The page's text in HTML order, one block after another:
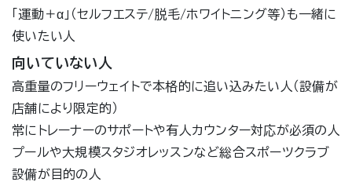
「運動＋α」（セルフエステ/脱毛/ホワイトニング等）も一緒に
使いたい人
向いていない人
高重量のフリーウェイトで本格的に追い込みたい人（設備が
店舗により限定的）
常にトレーナーのサポートや有人カウンター対応が必須の人
プールや大規模スタジオレッスンなど総合スポーツクラブ
設備が目的の人